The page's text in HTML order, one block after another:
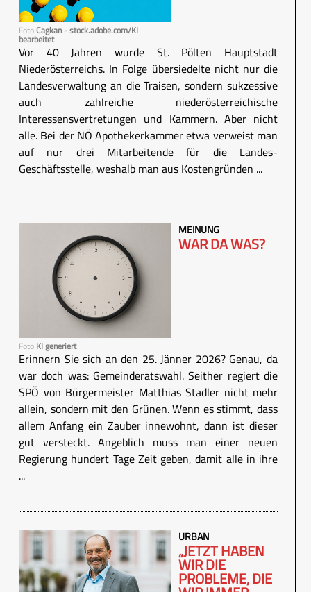
FotoCagkan - stock.adobe.com/KI
bearbeitet
Vor 40 Jahren wurde St. Pölten Hauptstadt
Niederösterreichs. In Folge übersiedelte nicht nur die
Landesverwaltung an die Traisen, sondern sukzessive
auch zahlreiche niederösterreichische
Interessensvertretungen und Kammern. Aber nicht
alle. Bei der NÖ Apothekerkammer etwa verweist man
auf nur drei Mitarbeitende für die Landes-
Geschäftsstelle, weshalb man aus Kostengründen ...
Foto KI generiert
MEINUNG
WAR DA WAS?
Erinnern Sie sich an den 25. Jänner 2026? Genau, da
war doch was: Gemeinderatswahl. Seither regiert die
SPÖ von Bürgermeister Matthias Stadler nicht mehr
allein, sondern mit den Grünen. Wenn es stimmt, dass
allem Anfang ein Zauber innewohnt, dann ist dieser
gut versteckt. Angeblich muss man einer neuen
Regierung hundert Tage Zeit geben, damit alle in ihre
...
URBAN
„JETZT HABEN
WIR DIE
PROBLEME, DIE